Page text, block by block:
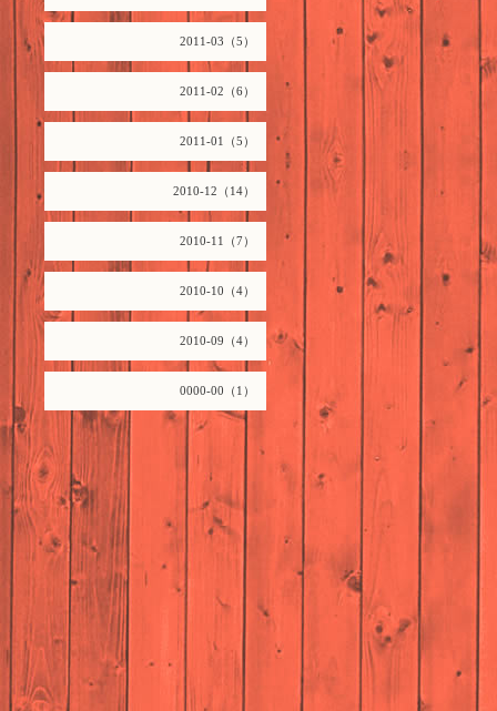
2011-03（5）
2011-02（6）
2011-01（5）
2010-12（14）
2010-11（7）
2010-10（4）
2010-09（4）
0000-00（1）